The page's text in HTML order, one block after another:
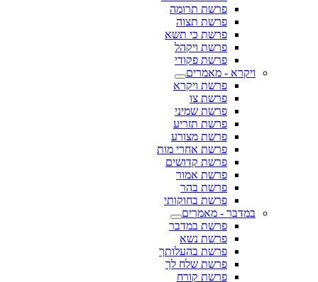
פרשת תרומה
פרשת תצוה
פרשת כי תשא
פרשת ויקהל
פרשת פקודי
ויקרא - מאמרים
פרשת ויקרא
פרשת צו
פרשת שמיני
פרשת תזריע
פרשת מצורע
פרשת אחרי מות
פרשת קדושים
פרשת אמור
פרשת בהר
פרשת בחוקותי
במדבר - מאמרים
פרשת במדבר
פרשת נשא
פרשת בהעלותך
פרשת שלח לך
פרשת קורח